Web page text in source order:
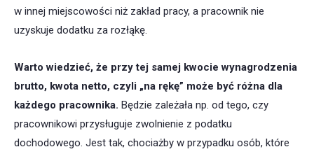
w innej miejscowości niż zakład pracy, a pracownik nie
uzyskuje dodatku za rozłąkę.
Warto wiedzieć, że przy tej samej kwocie wynagrodzenia
brutto, kwota netto, czyli „na rękę” może być różna dla
każdego pracownika. Będzie zależała np. od tego, czy
pracownikowi przysługuje zwolnienie z podatku
dochodowego. Jest tak, chociażby w przypadku osób, które